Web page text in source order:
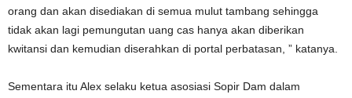
orang dan akan disediakan di semua mulut tambang sehingga
tidak akan lagi pemungutan uang cas hanya akan diberikan
kwitansi dan kemudian diserahkan di portal perbatasan, ” katanya.
Sementara itu Alex selaku ketua asosiasi Sopir Dam dalam